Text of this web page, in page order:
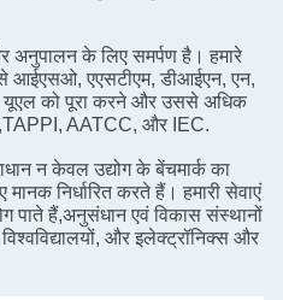
के लिए समर्पण है। हमारे
आईएसओ, एएसटीएम, डीआईएन, एन,
यूएल को पूरा करने और उससे अधिक
AATCC, और IEC.
न केवल उद्योग के बेंचमार्क का
निर्धारित करते हैं। हमारी सेवाएं
पाते हैं,अनुसंधान एवं विकास संस्थानों
विश्वविद्यालयों, और इलेक्ट्रॉनिक्स और